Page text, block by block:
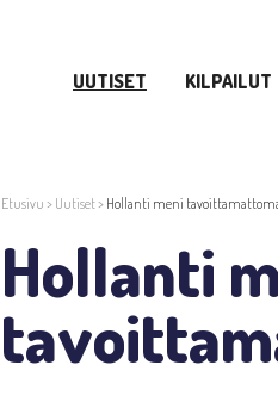
UUTISET
KILPAILUT
Etusivu > Uutiset> Hollanti meni
Hollanti